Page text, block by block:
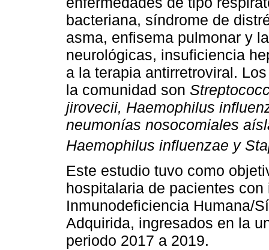
bacteriana, síndrome de
asma, enfisema pulmonar y
neurológicas, insuficiencia
a la terapia antirretroviral.
la comunidad son
jirovecii, Haemophilus
neumonías nosocomiales
Haemophilus influenzae y
Este estudio tuvo como
hospitalaria de pacientes
Inmunodeficiencia Humana/
Adquirida, ingresados en la
periodo 2017 a 2019.